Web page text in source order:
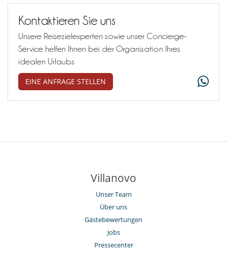
Kontaktieren Sie uns
Unsere Reisezielexperten sowie unser Concierge-
Service helfen Ihnen bei der Organisation Ihres
idealen Urlaubs
EINE ANFRAGE STELLEN
Villanovo
Unser Team
Über uns
Gästebewertungen
Jobs
Pressecenter